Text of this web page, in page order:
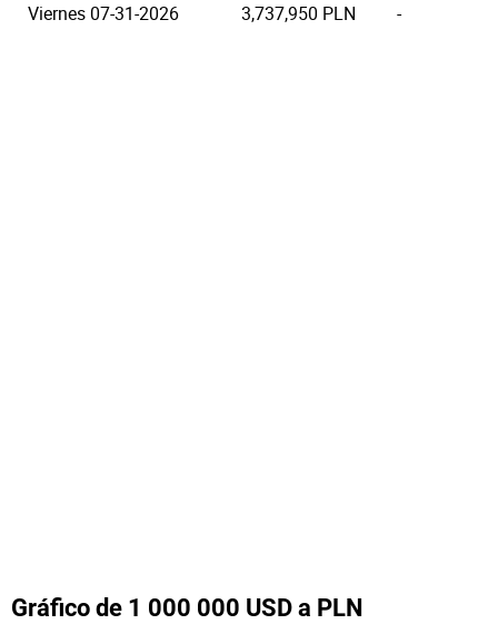
Viernes 07-31-2026 3,737,950 PLN -
Gráfico de 1 000 000 USD a PLN